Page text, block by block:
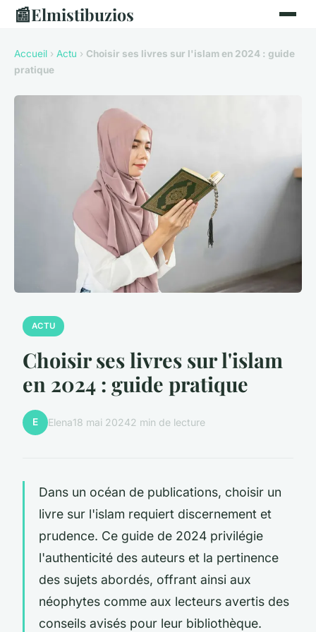
📰Elmistibuzios
Accueil › Actu › Choisir ses livres sur l'islam en 2024 : guide
pratique
ACTU
Choisir ses livres sur l'islam
en 2024 : guide pratique
E Elena18 mai 20242 min de lecture
Dans un océan de publications, choisir un
livre sur l'islam requiert discernement et
prudence. Ce guide de 2024 privilégie
l'authenticité des auteurs et la pertinence
des sujets abordés, offrant ainsi aux
néophytes comme aux lecteurs avertis des
conseils avisés pour leur bibliothèque.